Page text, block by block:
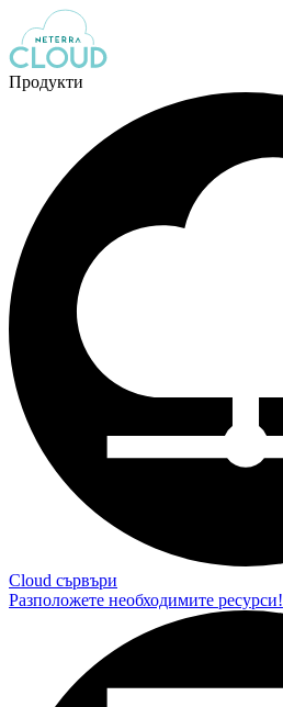
Продукти
Cloud сървъри
Разположете необходимите ресурси!